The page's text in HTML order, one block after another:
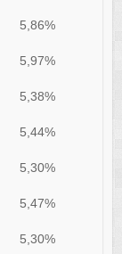
5,86%
5,97%
5,38%
5,44%
5,30%
5,47%
5,30%